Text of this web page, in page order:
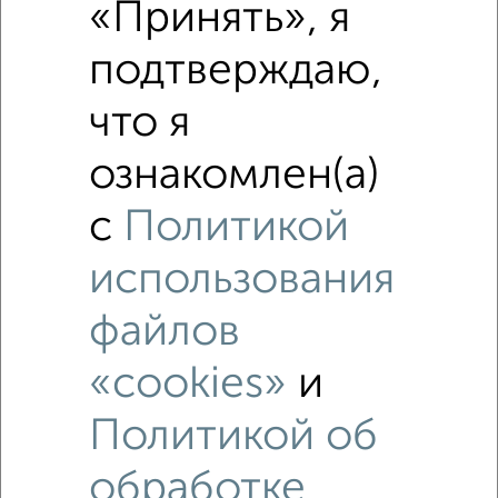
Собственник, 06.08.2026
3-к квартира, на длительный срок, 68м², 13/22 этаж
в месяц
район Силино район, мкр. 11-й микрорайон, к1135
Агентство, 06.08.2026
«Принять», я
подтверждаю,
что я
ознакомлен(а)
с Политикой
использования
файлов
«cookies» и
Политикой об